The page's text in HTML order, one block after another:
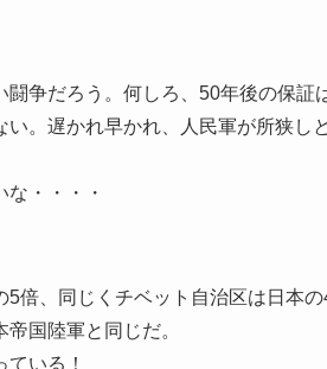
争だろう。何しろ、50年後の保証
。遅かれ早かれ、人民軍が所狭し
・・・・
5倍、同じくチベット自治区は日本
国陸軍と同じだ。
いる！